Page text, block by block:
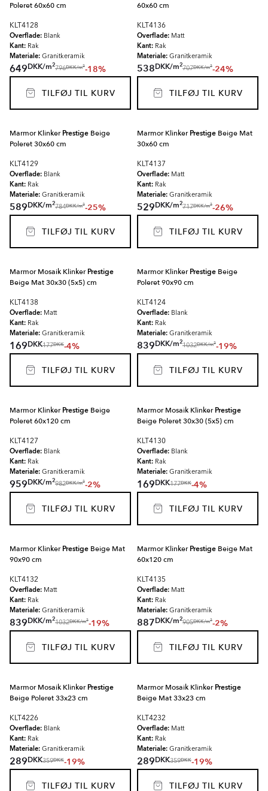
Poleret 60x60 cm
KLT4128
Overflade: Blank
Kant: Rak
Materiale: Granitkeramik
649DKK/m2
796DKK/m2-18%
TILFØJ TIL KURV
60x60 cm
KLT4136
Overflade: Matt
Kant: Rak
Materiale: Granitkeramik
538DKK/m2
707DKK/m2-24%
TILFØJ TIL KURV
Marmor KlinkerPrestige Beige
Poleret 30x60 cm
KLT4129
Overflade: Blank
Kant: Rak
Materiale: Granitkeramik
589DKK/m2
784DKK/m2-25%
TILFØJ TIL KURV
Marmor KlinkerPrestige Beige Mat
30x60 cm
KLT4137
Overflade: Matt
Kant: Rak
Materiale: Granitkeramik
529DKK/m2
717DKK/m2-26%
TILFØJ TIL KURV
Marmor Mosaik KlinkerPrestige
Beige Mat 30x30 (5x5) cm
KLT4138
Overflade: Matt
Kant: Rak
Materiale: Granitkeramik
169DKK177DKK-4%
TILFØJ TIL KURV
Marmor KlinkerPrestige Beige
Poleret 90x90 cm
KLT4124
Overflade: Blank
Kant: Rak
Materiale: Granitkeramik
839DKK/m2
1032DKK/m2-19%
TILFØJ TIL KURV
Marmor KlinkerPrestige Beige
Poleret 60x120 cm
KLT4127
Overflade: Blank
Kant: Rak
Materiale: Granitkeramik
959DKK/m2
982DKK/m2-2%
TILFØJ TIL KURV
Marmor Mosaik KlinkerPrestige
Beige Poleret 30x30 (5x5) cm
KLT4130
Overflade: Blank
Kant: Rak
Materiale: Granitkeramik
169DKK177DKK-4%
TILFØJ TIL KURV
Marmor KlinkerPrestige Beige Mat
90x90 cm
KLT4132
Overflade: Matt
Kant: Rak
Materiale: Granitkeramik
839DKK/m2
1032DKK/m2-19%
TILFØJ TIL KURV
Marmor KlinkerPrestige Beige Mat
60x120 cm
KLT4135
Overflade: Matt
Kant: Rak
Materiale: Granitkeramik
887DKK/m2
905DKK/m2-2%
TILFØJ TIL KURV
Marmor Mosaik KlinkerPrestige
Beige Poleret 33x23 cm
KLT4226
Overflade: Blank
Kant: Rak
Materiale: Granitkeramik
289DKK359DKK-19%
TILFØJ TIL KURV
Marmor Mosaik KlinkerPrestige
Beige Mat 33x23 cm
KLT4232
Overflade: Matt
Kant: Rak
Materiale: Granitkeramik
289DKK359DKK-19%
TILFØJ TIL KURV